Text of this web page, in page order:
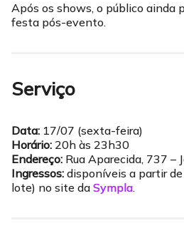
Após os shows, o público ainda
festa pós-evento.
Serviço
Data: 17/07 (sexta-feira)
Horário: 20h às 23h30
Endereço: Rua Aparecida, 737 –
Ingressos: disponíveis a partir
lote) no site da Sympla.